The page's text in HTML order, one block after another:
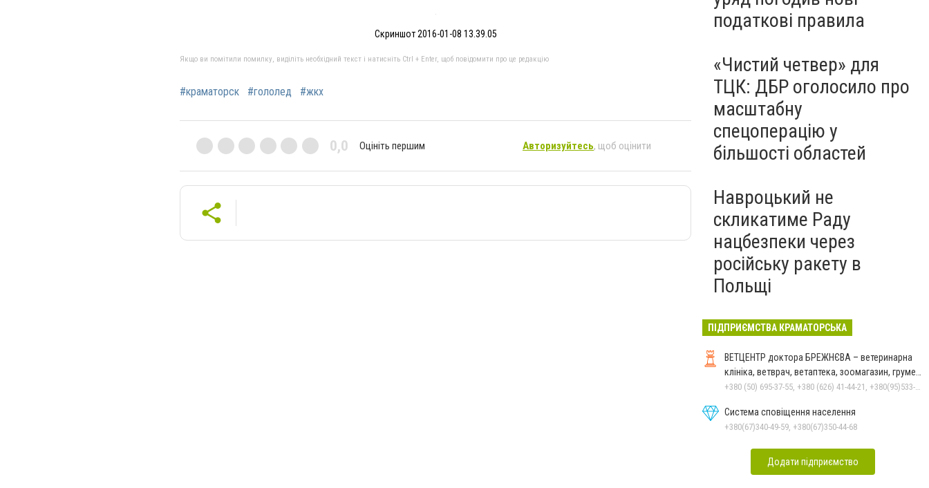
Скриншот 2016-01-08 13.39.05
Якщо ви помітили помилку, виділіть необхідний текст і натисніть Ctrl + Enter, щоб повідомити про це редакцію
#краматорск #гололед #жкх
0,0 Оцініть першим Авторизуйтесь, щоб оцінити
податкові правила
«Чистий четвер» для
ТЦК: ДБР оголосило про
масштабну
спецоперацію у
більшості областей
Навроцький не
скликатиме Раду
нацбезпеки через
російську ракету в
Польщі
ПІДПРИЄМСТВА КРАМАТОРСЬКА
ВЕТЦЕНТР доктора БРЕЖНЄВА – ветеринарна
клініка, ветврач, ветаптека, зоомагазин, грумер,
стрижки.
+380 (50) 695-37-55, +380 (626) 41-44-21, +380(95)533-90-03
Система сповіщення населення
+380(67)340-49-59, +380(67)350-44-68
Додати підприємство